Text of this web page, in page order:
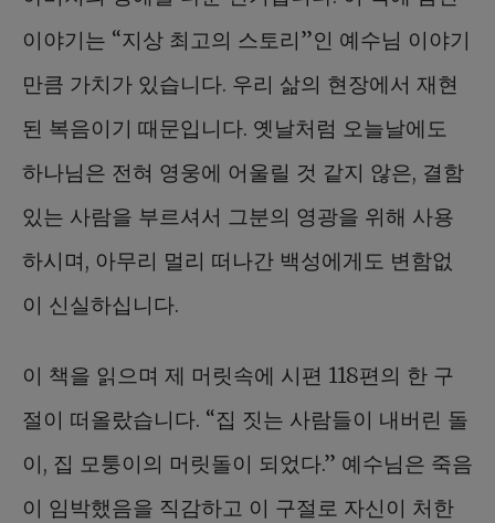
이야기는 “지상 최고의 스토리”인 예수님 이야기
만큼 가치가 있습니다. 우리 삶의 현장에서 재현
된 복음이기 때문입니다. 옛날처럼 오늘날에도
하나님은 전혀 영웅에 어울릴 것 같지 않은, 결함
있는 사람을 부르셔서 그분의 영광을 위해 사용
하시며, 아무리 멀리 떠나간 백성에게도 변함없
이 신실하십니다.
이 책을 읽으며 제 머릿속에 시편 118편의 한 구
절이 떠올랐습니다. “집 짓는 사람들이 내버린 돌
이, 집 모퉁이의 머릿돌이 되었다.” 예수님은 죽음
이 임박했음을 직감하고 이 구절로 자신이 처한